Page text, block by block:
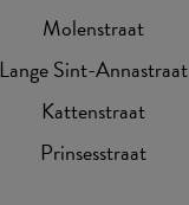
Molenstraat
Lange Sint-Annastraat
Kattenstraat
Prinsesstraat